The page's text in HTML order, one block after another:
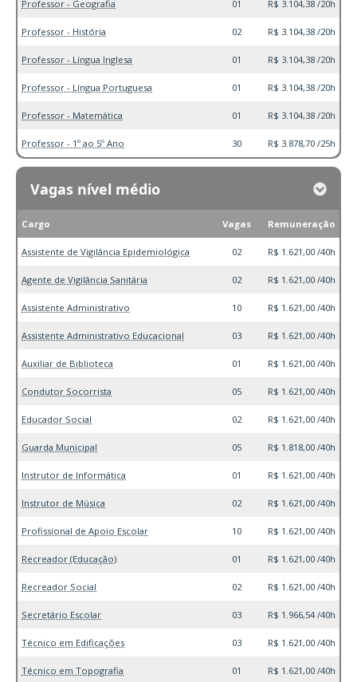
Professor - Geografia 01 R$ 3.104,38 /20h
Professor - História 02 R$ 3.104,38 /20h
Professor - Língua Inglesa 01 R$ 3.104,38 /20h
Professor - Língua Portuguesa 01 R$ 3.104,38 /20h
Professor - Matemática 01 R$ 3.104,38 /20h
Professor - 1º ao 5º Ano 30 R$ 3.878,70 /25h
Vagas nível médio
Cargo Vagas Remuneração
Assistente de Vigilância Epidemiológica 02 R$ 1.621,00 /40h
Agente de Vigilância Sanitária 02 R$ 1.621,00 /40h
Assistente Administrativo 10 R$ 1.621,00 /40h
Assistente Administrativo Educacional 03 R$ 1.621,00 /40h
Auxiliar de Biblioteca 01 R$ 1.621,00 /40h
Condutor Socorrista 05 R$ 1.621,00 /40h
Educador Social 02 R$ 1.621,00 /40h
Guarda Municipal 05 R$ 1.818,00 /40h
Instrutor de Informática 01 R$ 1.621,00 /40h
Instrutor de Música 02 R$ 1.621,00 /40h
Profissional de Apoio Escolar 10 R$ 1.621,00 /40h
Recreador (Educação) 01 R$ 1.621,00 /40h
Recreador Social 02 R$ 1.621,00 /40h
Secretário Escolar 03 R$ 1.966,54 /40h
Técnico em Edificações 03 R$ 1.621,00 /40h
Técnico em Topografia 01 R$ 1.621,00 /40h